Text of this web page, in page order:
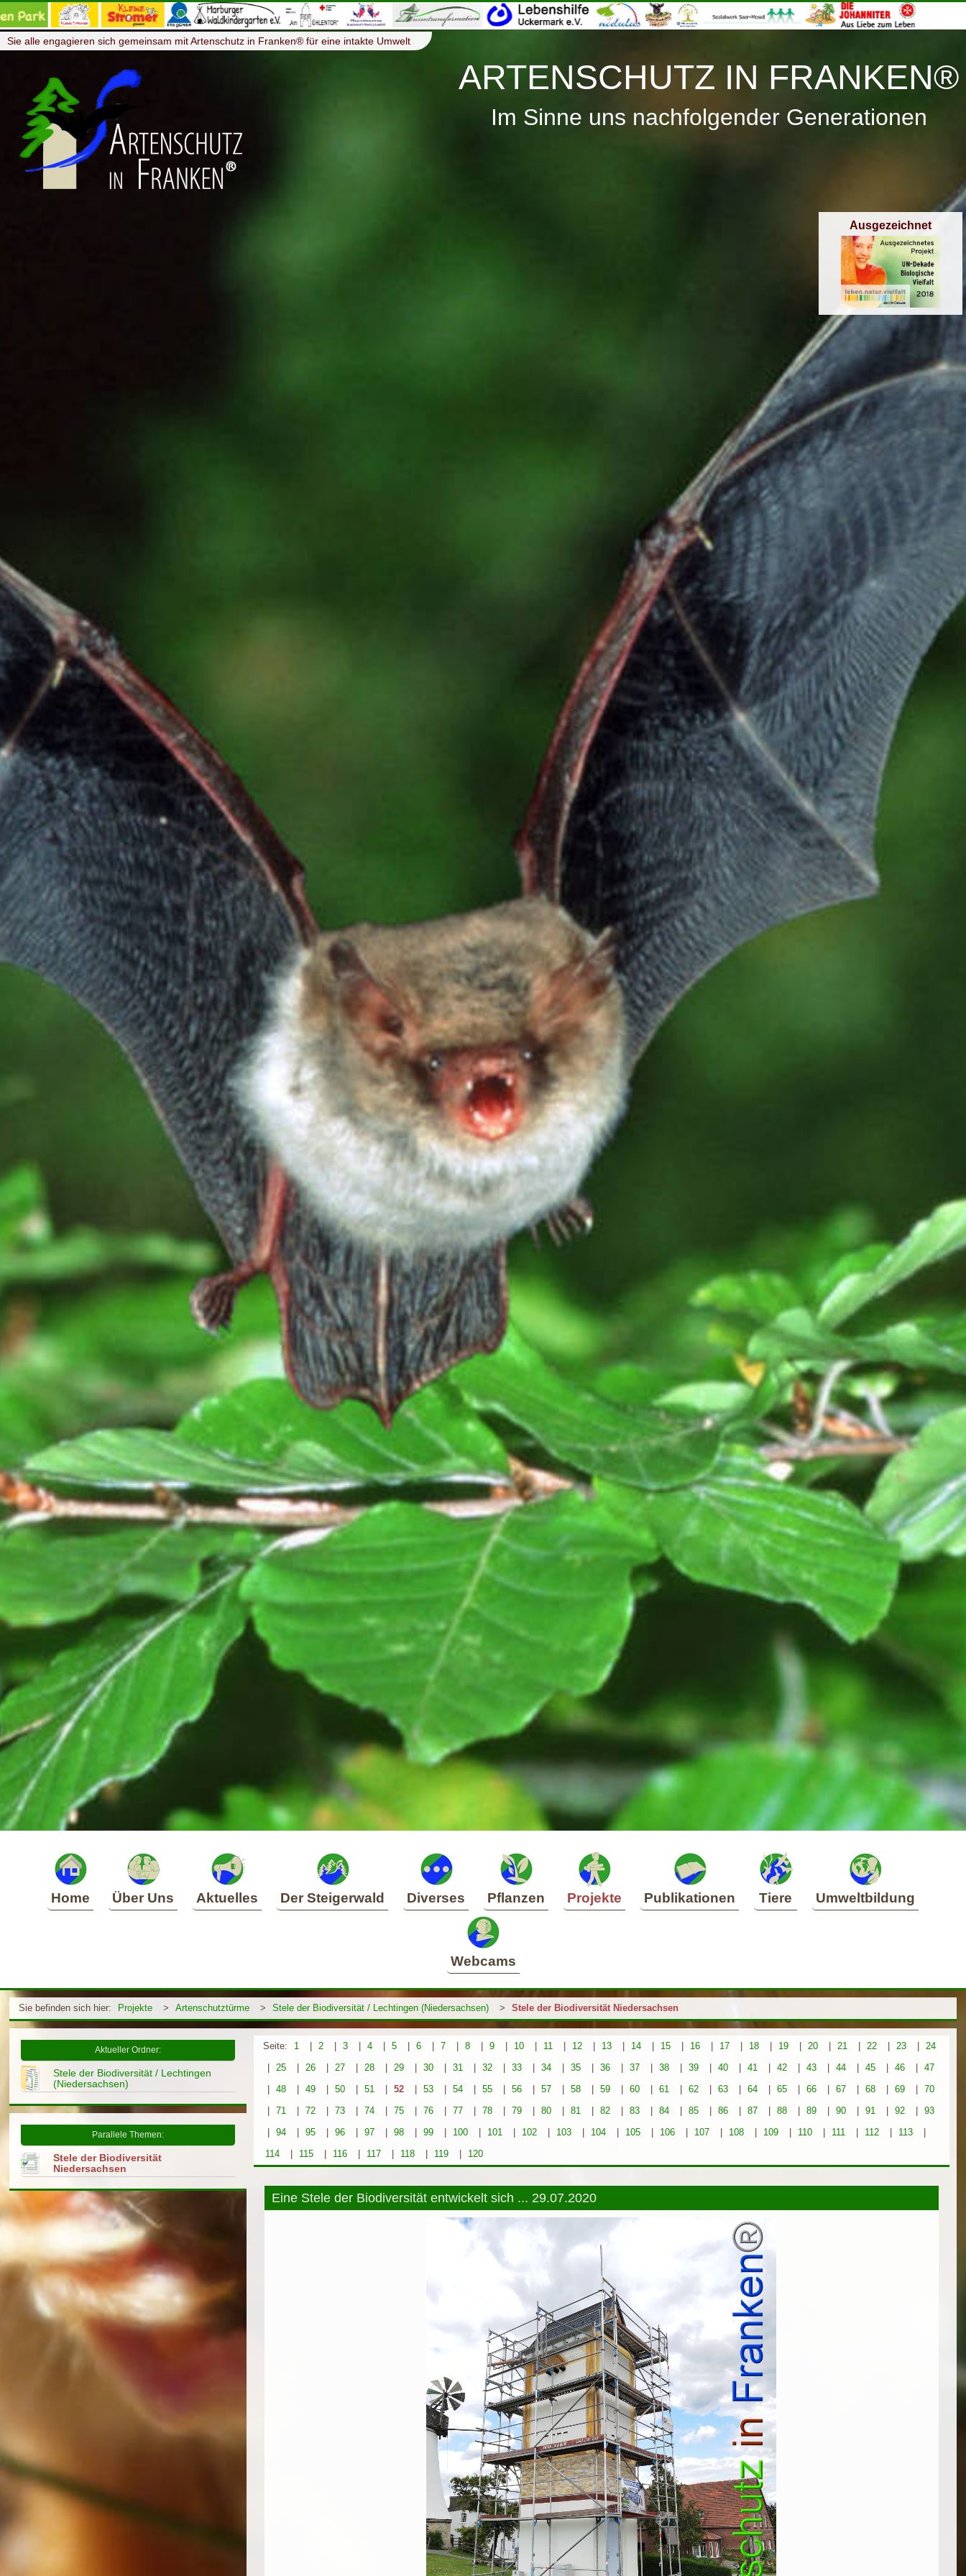
Menü
Sie alle engagieren sich gemeinsam mit Artenschutz in Franken® für eine intakte Umwelt
ARTENSCHUTZ IN FRANKEN®
Im Sinne uns nachfolgender Generationen
Ausgezeichnet
Home Über Uns Aktuelles Der Steigerwald Diverses Pflanzen Projekte Publikationen Tiere Umweltbildung
Webcams
Sie befinden sich hier: Projekte > Artenschutztürme > Stele der Biodiversität / Lechtingen (Niedersachsen) > Stele der Biodiversität Niedersachsen
Seite: 1 | 2 | 3 | 4 | 5 | 6 | 7 | 8 | 9 | 10 | 11 | 12 | 13 | 14 | 15 | 16 | 17 | 18 | 19 | 20 | 21 | 22 | 23 |
24
|
25 | 26 | 27 | 28 | 29 | 30 | 31 | 32 | 33 | 34 | 35 | 36 | 37 | 38 | 39 | 40 | 41 | 42 | 43 | 44 | 45 | 46 |
47
|
48 | 49 | 50 | 51 | 52 | 53 | 54 | 55 | 56 | 57 | 58 | 59 | 60 | 61 | 62 | 63 | 64 | 65 | 66 | 67 | 68 | 69 |
70
|
71 | 72 | 73 | 74 | 75 | 76 | 77 | 78 | 79 | 80 | 81 | 82 | 83 | 84 | 85 | 86 | 87 | 88 | 89 | 90 | 91 | 92 |
93
|
94 | 95 | 96 | 97 | 98 | 99 | 100 | 101 | 102 | 103 | 104 | 105 | 106 | 107 | 108 | 109 | 110 | 111 | 112 | 113
|
114
| 115 | 116 | 117 | 118 | 119 | 120
Eine Stele der Biodiversität entwickelt sich ... 29.07.2020
Aktueller Ordner:
Stele der Biodiversität / Lechtingen
(Niedersachsen)
Parallele Themen:
Stele der Biodiversität
Niedersachsen